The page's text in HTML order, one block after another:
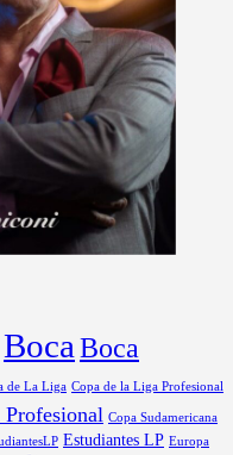
Boca Boca
de La Liga Copa de la Liga Profesional
Copa Sudamericana
Estudiantes LP Europa